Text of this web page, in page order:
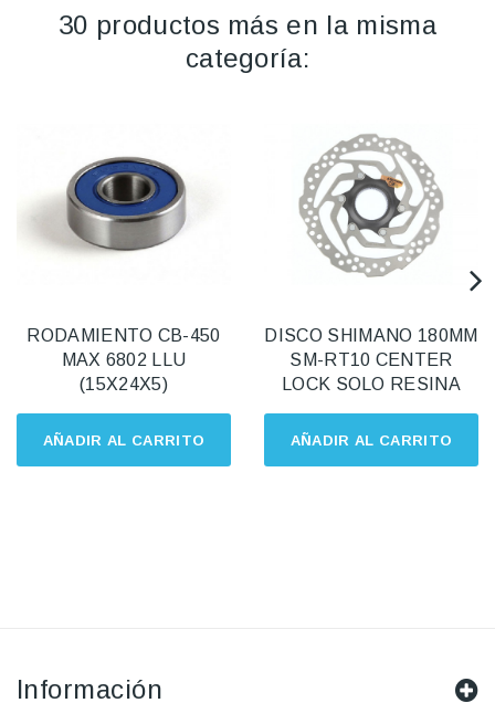
30 productos más en la misma
categoría:
AÑADIR AL CARRITO
RODAMIENTO CB-450
MAX 6802 LLU
(15X24X5)
AÑADIR AL CARRITO
DISCO SHIMANO 180MM
SM-RT10 CENTER
LOCK SOLO RESINA
Información